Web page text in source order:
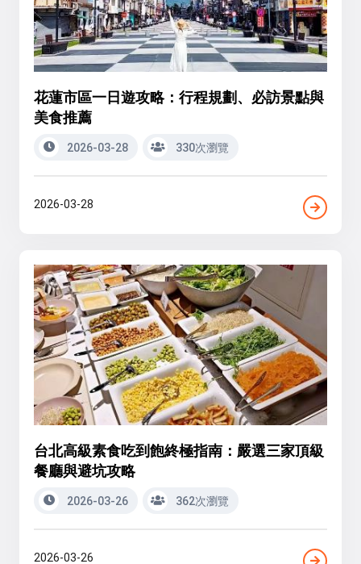
花蓮市區一日遊攻略：行程規劃、必訪景點與
美食推薦
2026-03-28 330次瀏覽
2026-03-28
台北高級素食吃到飽終極指南：嚴選三家頂級
餐廳與避坑攻略
2026-03-26 362次瀏覽
2026-03-26